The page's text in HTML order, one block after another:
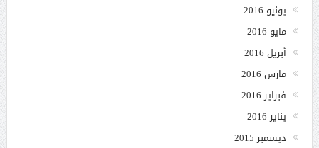
يونيو 2016
مايو 2016
أبريل 2016
مارس 2016
فبراير 2016
يناير 2016
ديسمبر 2015